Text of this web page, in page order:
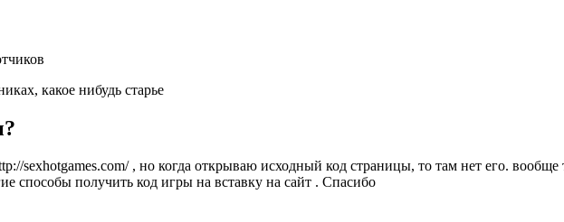
какое нибудь старье
sexhotgames.com/ , но когда открываю исходный код страницы, то там нет его. вообще
способы получить код игры на вставку на сайт . Спасибо